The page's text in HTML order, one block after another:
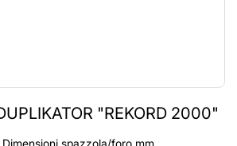
"REKORD 2000"
spazzola/foro mm